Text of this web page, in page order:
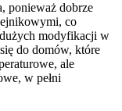
ponieważ dobrze
co
modyfikacji w
do domów, które
ale
w pełni